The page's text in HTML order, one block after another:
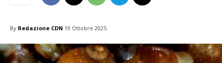
By Redazione CDN 19 Ottobre 2025